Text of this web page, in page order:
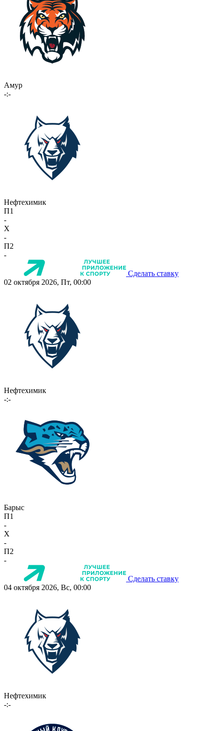
Амур
-:-
Нефтехимик
П1
-
X
-
П2
-
Сделать ставку
02 октября 2026, Пт, 00:00
Нефтехимик
-:-
Барыс
П1
-
X
-
П2
-
Сделать ставку
04 октября 2026, Вс, 00:00
Нефтехимик
-:-